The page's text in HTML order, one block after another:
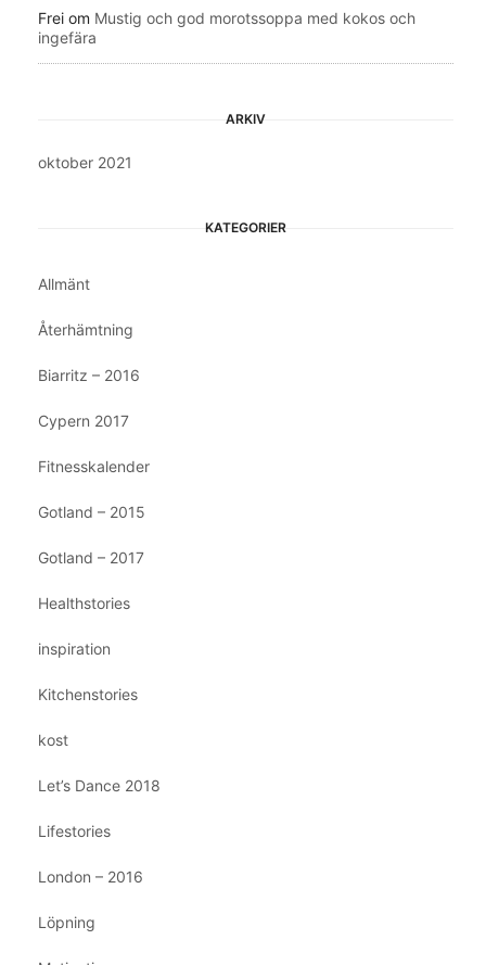
Frei om Mustig och god morotssoppa med kokos och
ingefära
ARKIV
oktober 2021
KATEGORIER
Allmänt
Återhämtning
Biarritz – 2016
Cypern 2017
Fitnesskalender
Gotland – 2015
Gotland – 2017
Healthstories
inspiration
Kitchenstories
kost
Let’s Dance 2018
Lifestories
London – 2016
Löpning